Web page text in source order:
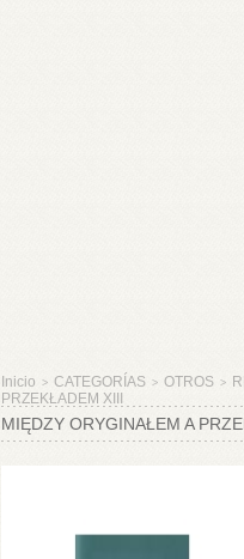
Inicio > CATEGORÍAS > OTROS >
PRZEKŁADEM XIII
MIĘDZY ORYGINAŁEM A